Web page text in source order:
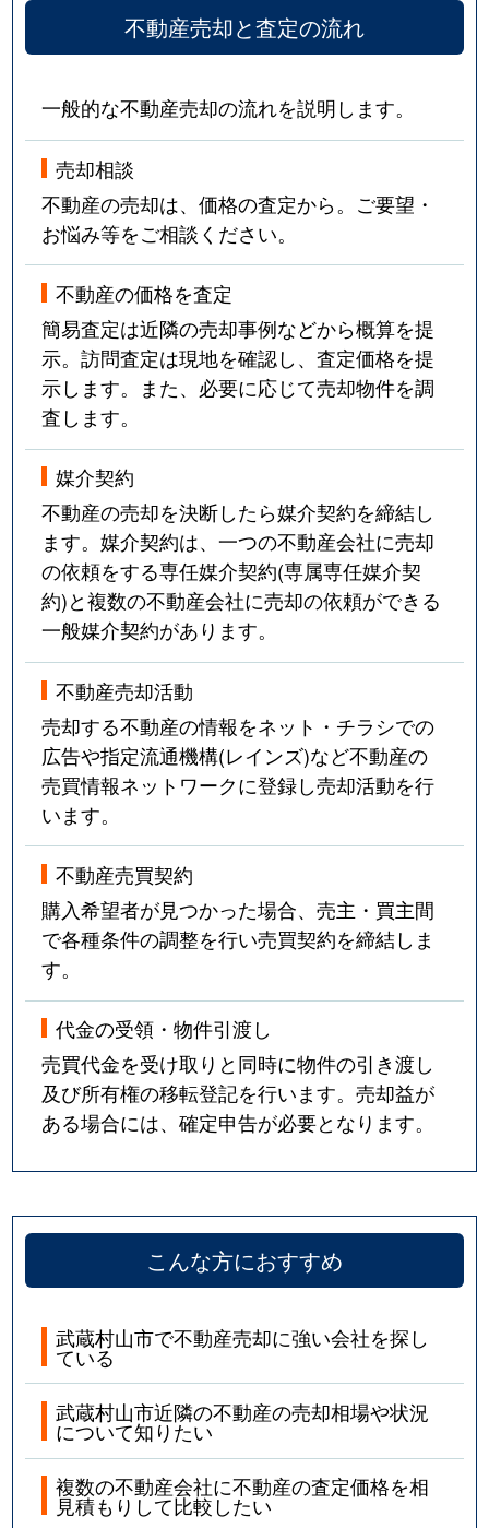
不動産売却と査定の流れ
一般的な不動産売却の流れを説明します。
売却相談
不動産の売却は、価格の査定から。ご要望・
お悩み等をご相談ください。
不動産の価格を査定
簡易査定は近隣の売却事例などから概算を提
示。訪問査定は現地を確認し、査定価格を提
示します。また、必要に応じて売却物件を調
査します。
媒介契約
不動産の売却を決断したら媒介契約を締結し
ます。媒介契約は、一つの不動産会社に売却
の依頼をする専任媒介契約(専属専任媒介契
約)と複数の不動産会社に売却の依頼ができる
一般媒介契約があります。
不動産売却活動
売却する不動産の情報をネット・チラシでの
広告や指定流通機構(レインズ)など不動産の
売買情報ネットワークに登録し売却活動を行
います。
不動産売買契約
購入希望者が見つかった場合、売主・買主間
で各種条件の調整を行い売買契約を締結しま
す。
代金の受領・物件引渡し
売買代金を受け取りと同時に物件の引き渡し
及び所有権の移転登記を行います。売却益が
ある場合には、確定申告が必要となります。
こんな方におすすめ
武蔵村山市で不動産売却に強い会社を探し
ている
武蔵村山市近隣の不動産の売却相場や状況
について知りたい
複数の不動産会社に不動産の査定価格を相
見積もりして比較したい